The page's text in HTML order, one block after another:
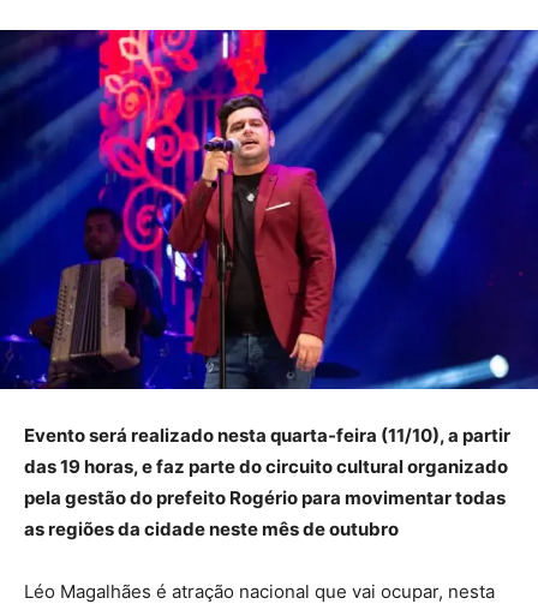
Evento será realizado nesta quarta-feira (11/10), a partir
das 19 horas, e faz parte do circuito cultural organizado
pela gestão do prefeito Rogério para movimentar todas
as regiões da cidade neste mês de outubro
Léo Magalhães é atração nacional que vai ocupar, nesta